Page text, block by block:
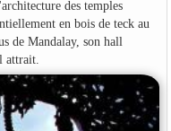
des temples
en bois de teck au
de Mandalay, son hall
attrait.